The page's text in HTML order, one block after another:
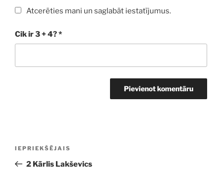
Atcerēties mani un saglabāt iestatījumus.
Cik ir 3 + 4?*
Iepriekšējā
ziņa:
IEPRIEKŠĒJAIS
2 Kārlis Lakševics